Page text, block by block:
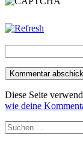
Diese Seite
wie deine
Suchen
nach: